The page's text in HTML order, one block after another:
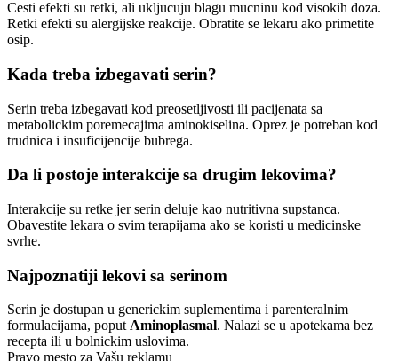
Cesti efekti su retki, ali ukljucuju blagu mucninu kod visokih doza.
Retki efekti su alergijske reakcije. Obratite se lekaru ako primetite
osip.
Kada treba izbegavati serin?
Serin treba izbegavati kod preosetljivosti ili pacijenata sa
metabolickim poremecajima aminokiselina. Oprez je potreban kod
trudnica i insuficijencije bubrega.
Da li postoje interakcije sa drugim lekovima?
Interakcije su retke jer serin deluje kao nutritivna supstanca.
Obavestite lekara o svim terapijama ako se koristi u medicinske
svrhe.
Najpoznatiji lekovi sa serinom
Serin je dostupan u generickim suplementima i parenteralnim
formulacijama, poputAminoplasmal. Nalazi se u apotekama bez
recepta ili u bolnickim uslovima.
Pravo mesto za Vašu reklamu